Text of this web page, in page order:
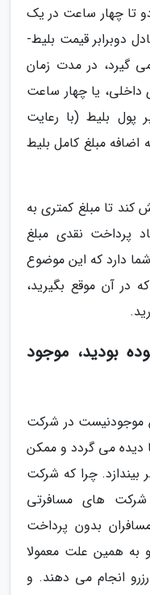
تا چهار ساعت در یک
پرواز بین المللی)، به شما مبلغی معادل دوبرابر قیمت بلیط­
گیرد، در مدت زمان
داخلی، یا چهار ساعت
پول بلیط (با رعایت
مبلغ کامل بلیط
تا مبلغ کمتری به
پرداخت نقدی مبلغ
دارد که این موضوع
در آن موقع بگیرید،
بودید، موجود
موجودنیست در شرکت
می گردد و ممکن
بیندازد. چرا که شرکت
شرکت ­های مسافرتی
بدون پرداخت
و به همین علت معمولا
انجام می­ دهند. و